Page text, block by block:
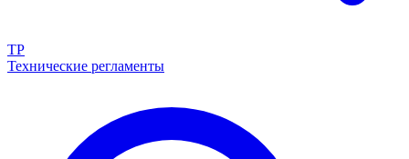
ТР
Технические регламенты